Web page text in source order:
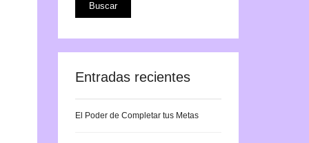
Entradas recientes
El Poder de Completar tus Metas